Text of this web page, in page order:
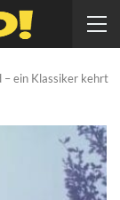
– ein Klassiker kehrt